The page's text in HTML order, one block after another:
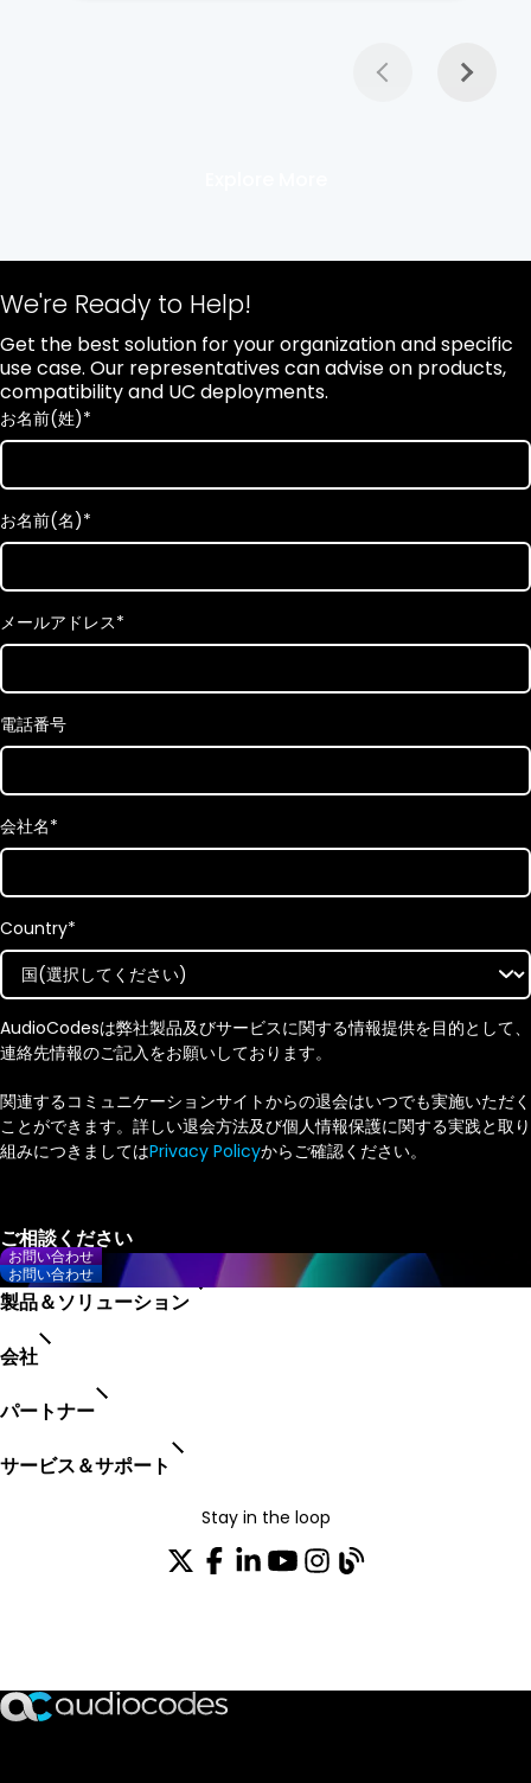
We're Ready to Help!
Get the best solution for your organization and specific
use case. Our representatives can advise on products,
compatibility and UC deployments.
お名前(姓)*
お名前(名)*
メールアドレス*
電話番号
会社名*
Country*
AudioCodesは弊社製品及びサービスに関する情報提供を目的として、
連絡先情報のご記入をお願いしております。
関連するコミュニケーションサイトからの退会はいつでも実施いただく
ことができます。詳しい退会方法及び個人情報保護に関する実践と取り
組みにつきましてはPrivacy Policyからご確認ください。
製品＆ソリューション
会社
パートナー
サービス＆サポート
Stay in the loop
お問い合わせ
お問い合わせ